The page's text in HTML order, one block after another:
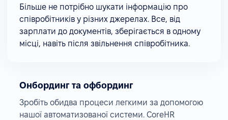
Більше не потрібно шукати інформацію про
співробітників у різних джерелах. Все, від
зарплати до документів, зберігається в одному
місці, навіть після звільнення співробітника.
Онбординг та офбординг
Зробіть обидва процеси легкими за допомогою
нашої автоматизованої системи. CoreHR